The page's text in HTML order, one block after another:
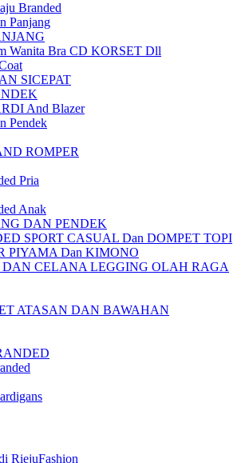
Branded
Panjang
Wanita Bra CD KORSET Dll
SICEPAT
And Blazer
Pendek
ROMPER
Pria
Anak
DAN PENDEK
SPORT CASUAL Dan DOMPET TOPI
PIYAMA Dan KIMONO
DAN CELANA LEGGING OLAH RAGA
ATASAN DAN BAWAHAN
RiejuFashion